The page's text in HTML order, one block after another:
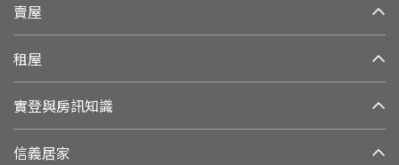
賣屋
租屋
實登與房訊知識
信義居家